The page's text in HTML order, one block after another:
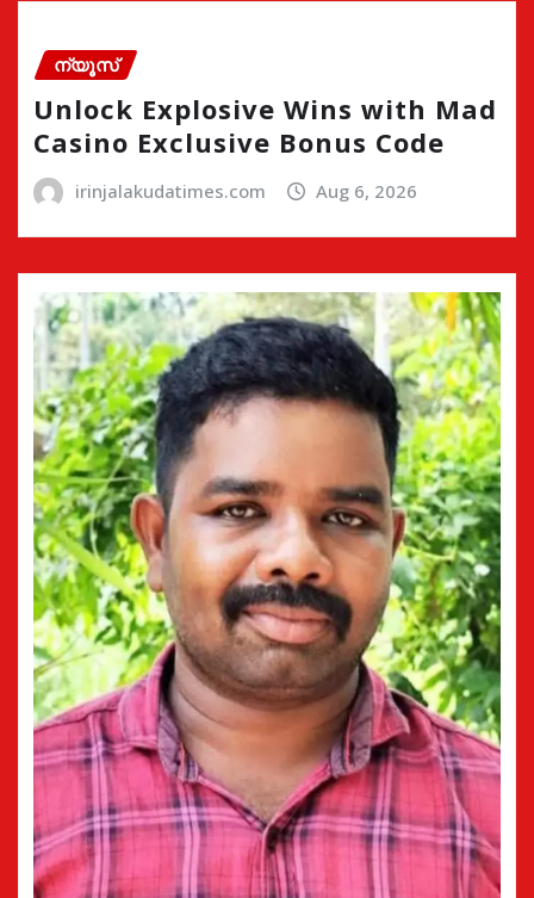
ന്യൂസ്
Unlock Explosive Wins with Mad
Casino Exclusive Bonus Code
irinjalakudatimes.com Aug 6, 2026